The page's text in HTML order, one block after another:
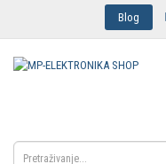
Blog